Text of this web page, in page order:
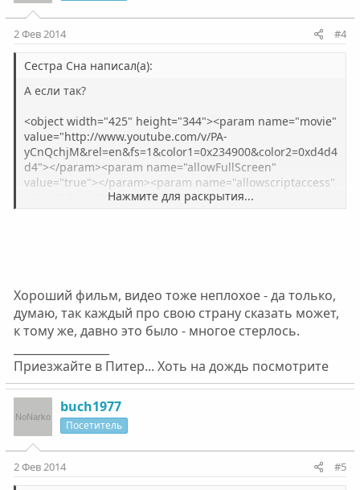
2 Фев 2014 #4
Сестра Сна написал(а):
А если так?
<object width="425" height="344"><param name="movie"
value="http://www.youtube.com/v/PA-
yCnQchjM&rel=en&fs=1&color1=0x234900&color2=0xd4d4
d4"></param><param name="allowFullScreen"
value="true"></param><param name="allowscriptaccess"
value="always"></param><embed
...И потом можно поговорить в соседней теме.
Нажмите для раскрытия...
Хороший фильм, видео тоже неплохое - да только,
думаю, так каждый про свою страну сказать может,
к тому же, давно это было - многое стерлось.
Приезжайте в Питер... Хоть на дождь посмотрите
buch1977
Посетитель
2 Фев 2014 #5